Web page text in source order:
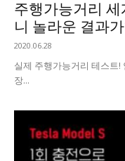
주행가능거리
니 놀라운 결과
2020.06.28
실제 주행가능거리 테스트!
장...